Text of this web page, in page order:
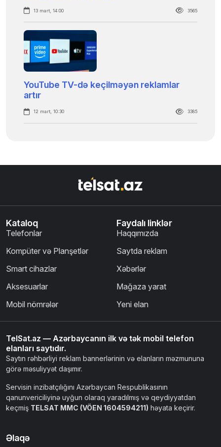
13 mart, 14:00 3565
YouTube TV-də keçilməyən reklamlar
artır
12 mart, 10:30 3385
Kataloq
Telefonlar
Kompüter və Planşetlər
Smart cihazlar
Aksesuarlar
Mobil nömrələr
Faydalı linklər
Haqqımızda
Saytda reklam
Xəbərlər
Mağaza yarat
Yeni elan
TelSat.az — Azərbaycanın ilk və tək mobil telefon
elanları saytıdır.
Saytın rəhbərliyi reklam bannerlərinin və elanların məzmununa
görə məsuliyyət daşımır.
Servisin inzibatçılığını Azərbaycan Respublikasının
qanunvericiliyinə uyğun olaraq yaradılmış və qeydiyyatdan
keçmiş TELSAT MMC (VÖEN 1604594211) həyata keçirir.
Əlaqə